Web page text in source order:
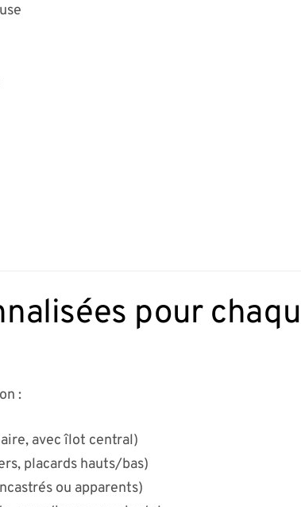
pour
:
avec îlot central)
placards hauts/bas)
ou apparents)